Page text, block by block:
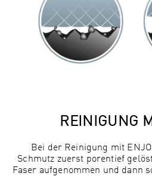
REINIGUNG
Bei der Reinigung mit
Schmutz zuerst porentief
Faser aufgenommen und dann